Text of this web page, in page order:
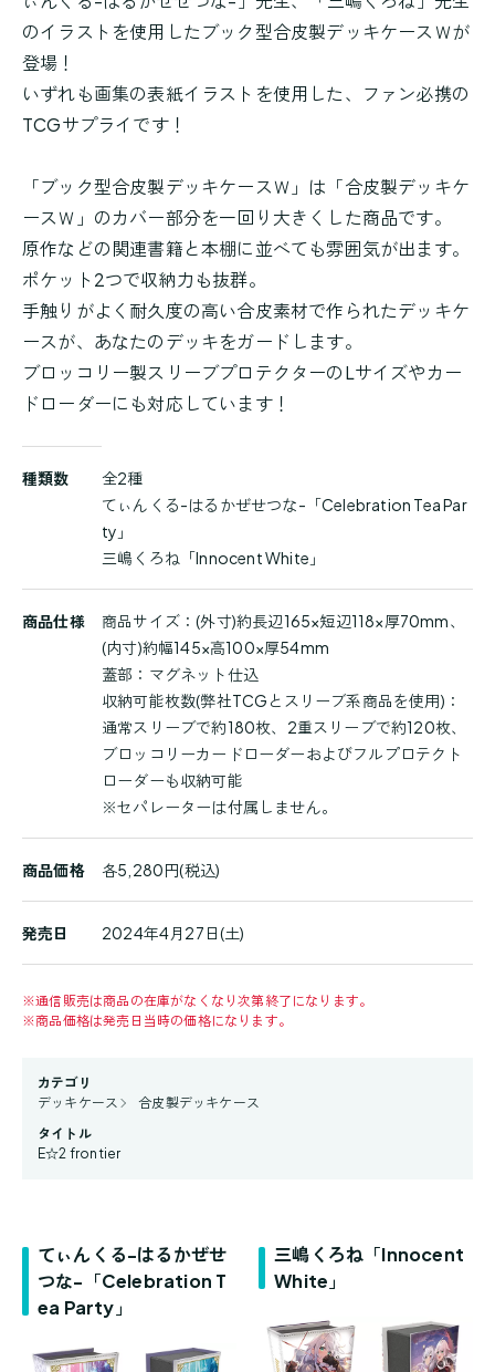
のイラストを使用したブック型合皮製デッキケースＷが
登場！
いずれも画集の表紙イラストを使用した、ファン必携の
TCGサプライです！
「ブック型合皮製デッキケースＷ」は「合皮製デッキケ
ースＷ」のカバー部分を一回り大きくした商品です。
原作などの関連書籍と本棚に並べても雰囲気が出ます。
ポケット2つで収納力も抜群。
手触りがよく耐久度の高い合皮素材で作られたデッキケ
ースが、あなたのデッキをガードします。
ブロッコリー製スリーブプロテクターのLサイズやカー
ドローダーにも対応しています！
品
種類数
全2種
てぃんくる-はるかぜせつな-「Celebration Tea Par
ty」
三嶋くろね「Innocent White」
商品仕様
商品サイズ：(外寸)約長辺165×短辺118×厚70mm、
(内寸)約幅145×高100×厚54mm
蓋部：マグネット仕込
収納可能枚数(弊社TCGとスリーブ系商品を使用)：
通常スリーブで約180枚、2重スリーブで約120枚、
ブロッコリーカードローダーおよびフルプロテクト
ローダーも収納可能
※セパレーターは付属しません。
商品価格 各5,280円(税込)
発売日 2024年4月27日(土)
※通信販売は商品の在庫がなくなり次第終了になります。
※商品価格は発売日当時の価格になります。
カテゴリ
デッキケース
合皮製デッキケース
タイトル
E☆2 frontier
てぃんくる-はるかぜせ
つな-「Celebration T
ea Party」
三嶋くろね「Innocent
White」